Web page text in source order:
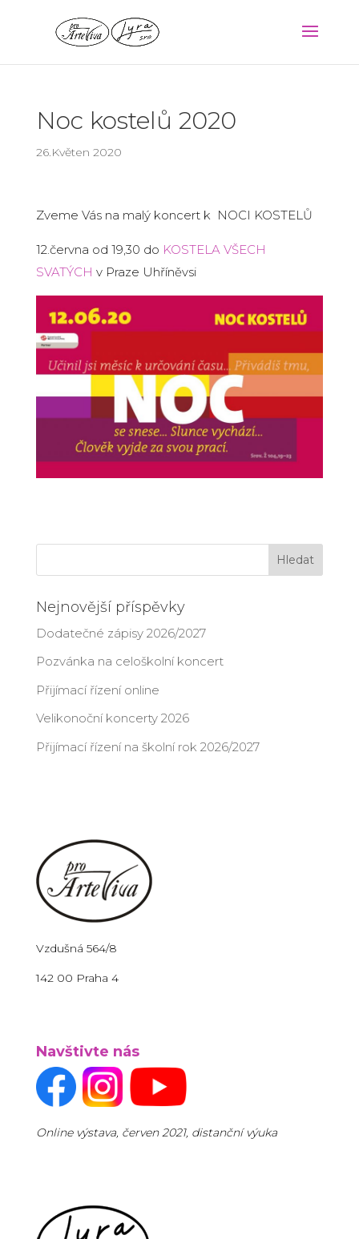
Noc kostelů 2020
26.Květen 2020
Zveme Vás na malý koncert k NOCI KOSTELŮ
12.června od 19,30 do KOSTELA VŠECH
SVATÝCH v Praze Uhříněvsi
Nejnovější příspěvky
Dodatečné zápisy 2026/2027
Pozvánka na celoškolní koncert
Přijímací řízení online
Velikonoční koncerty 2026
Přijímací řízení na školní rok 2026/2027
Vzdušná 564/8
142 00 Praha 4
Navštivte nás
Online výstava, červen 2021, distanční výuka